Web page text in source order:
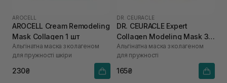
AROCELL
AROCELL Cream Remodeling
Mask Collagen 1 шт
Альгінатна маска з колагеном
для пружності шкіри
230₴
DR. CEURACLE
DR. CEURACLE Expert
Collagen Modeling Mask 30
гАльгінатна маска з колагеном
для пружності
165₴